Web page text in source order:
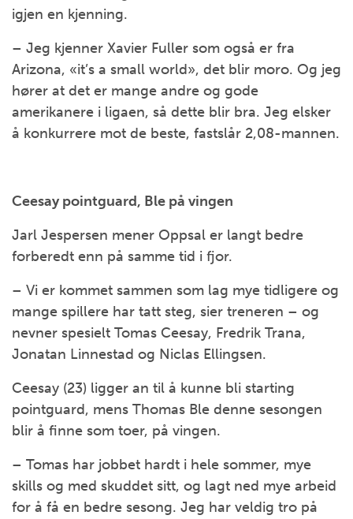
igjen en kjenning.
– Jeg kjenner Xavier Fuller som også er fra
Arizona, «it’s a small world», det blir moro. Og jeg
hører at det er mange andre og gode
amerikanere i ligaen, så dette blir bra. Jeg elsker
å konkurrere mot de beste, fastslår 2,08-mannen.
Ceesay pointguard, Ble på vingen
Jarl Jespersen mener Oppsal er langt bedre
forberedt enn på samme tid i fjor.
– Vi er kommet sammen som lag mye tidligere og
mange spillere har tatt steg, sier treneren – og
nevner spesielt Tomas Ceesay, Fredrik Trana,
Jonatan Linnestad og Niclas Ellingsen.
Ceesay (23) ligger an til å kunne bli starting
pointguard, mens Thomas Ble denne sesongen
blir å finne som toer, på vingen.
– Tomas har jobbet hardt i hele sommer, mye
skills og med skuddet sitt, og lagt ned mye arbeid
for å få en bedre sesong. Jeg har veldig tro på